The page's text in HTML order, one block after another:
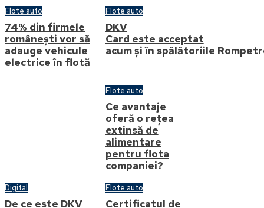
Flote auto
74% din firmele
românești vor să
adauge vehicule
electrice în flotă
Flote auto
DKV
Card este acceptat
acum și în spălătoriile
Flote auto
Ce avantaje
oferă o rețea
extinsă de
alimentare
pentru flota
companiei?
Digital
De ce este DKV
Flote auto
Certificatul de